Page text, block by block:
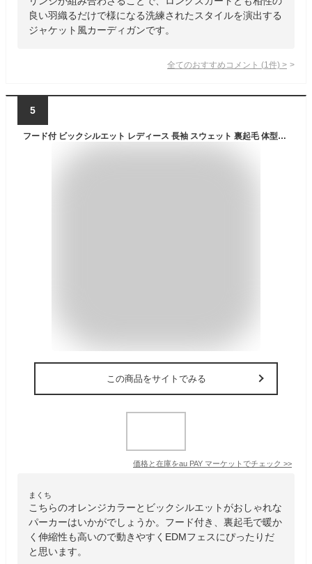
良い羽織るだけで様になる洗練されたスタイルを演出する
ジャケット風カーディガンです。
全てのおすすめコメント (1 件) >
5
フード付 ビックシルエット レディース 長袖 スウェット 裏起毛 体型カバー スリット ビッグパーカー パーカー プルオーバー ゆったり 小
この商品をサイトでみる
価格と在庫をau PAY マーケット でチェック >>
まくち
こちらのオレンジカラーとビックシルエットがおしゃれな
パーカーはいかがでしょうか。フード付き、裏起毛で暖か
く伸縮性も高いので動きやすくEDMフェスにぴったりだ
と思います。